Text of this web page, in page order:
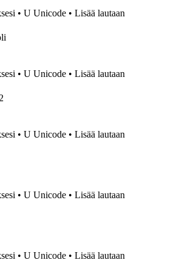
• U Unicode • Lisää lautaan
• U Unicode • Lisää lautaan
• U Unicode • Lisää lautaan
• U Unicode • Lisää lautaan
• U Unicode • Lisää lautaan